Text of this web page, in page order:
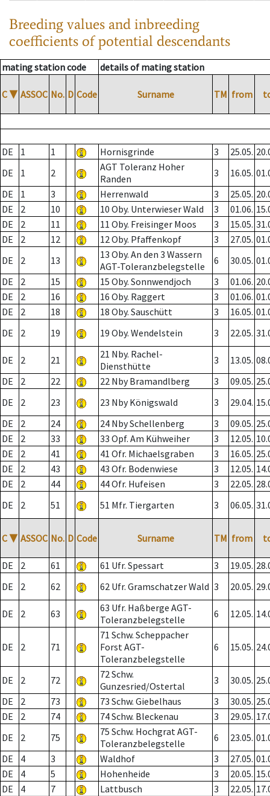
Breeding values and inbreeding
coefficients of potential descendants
mating station code details of mating station
C ▼ ASSOC No. D Code Surname TM from
DE 1 1 Hornisgrinde 3 25.05.
DE
1 2
AGT Toleranz Hoher
Randen
3 16.05.
DE
1 3 Herrenwald 3 25.05.
DE
2 10 10 Oby. Unterwieser Wald 3 01.06.
DE
2 11 11 Oby. Freisinger Moos 3 15.05.
DE
2 12 12 Oby. Pfaffenkopf 3 27.05.
DE
2 13
13 Oby. An den 3 Wassern
AGT-Toleranzbelegstelle
6 30.05.
DE
2 15 15 Oby. Sonnwendjoch 3 01.06.
DE
2 16 16 Oby. Raggert 3 01.06.
DE
2 18 18 Oby. Sauschütt 3 16.05.
DE
2 19 19 Oby. Wendelstein 3 22.05.
DE 2 21
21 Nby. Rachel-
Diensthütte
3 13.05.
DE
2 22 22 Nby Bramandlberg 3 09.05.
DE
2 23 23 Nby Königswald 3 29.04.
DE
2 24 24 Nby Schellenberg 3 09.05.
DE
2 33 33 Opf. Am Kühweiher 3 12.05.
DE
2 41 41 Ofr. Michaelsgraben 3 16.05.
DE
2 43 43 Ofr. Bodenwiese 3 12.05.
DE
2 44 44 Ofr. Hufeisen 3 22.05.
DE
2 51 51 Mfr. Tiergarten 3 06.05.
C ▼ ASSOC No. D Code Surname TM from
DE 2 61 61 Ufr. Spessart 3 19.05.
DE
2 62 62 Ufr. Gramschatzer Wald 3 20.05.
DE 2 63
63 Ufr. Haßberge AGT-
Toleranzbelegstelle
6 12.05.
DE 2 71
71 Schw. Scheppacher
Forst AGT-
Toleranzbelegstelle
6 15.05.
DE 2 72
72 Schw.
Gunzesried/Ostertal
3 30.05.
DE
2 73 73 Schw. Giebelhaus 3 30.05.
DE
2 74 74 Schw. Bleckenau 3 29.05.
DE
2 75
75 Schw. Hochgrat AGT-
Toleranzbelegstelle
6 23.05.
DE
4 3 Waldhof 3 27.05.
DE
4 5 Hohenheide 3 20.05.
DE
4 7 Lattbusch 3 22.05.